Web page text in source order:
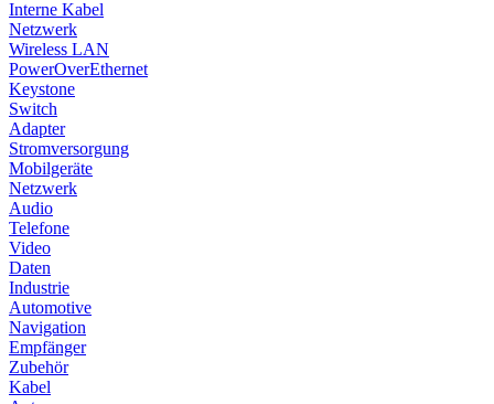
Interne Kabel
Netzwerk
Wireless LAN
PowerOverEthernet
Keystone
Switch
Adapter
Stromversorgung
Mobilgeräte
Netzwerk
Audio
Telefone
Video
Daten
Industrie
Automotive
Navigation
Empfänger
Zubehör
Kabel